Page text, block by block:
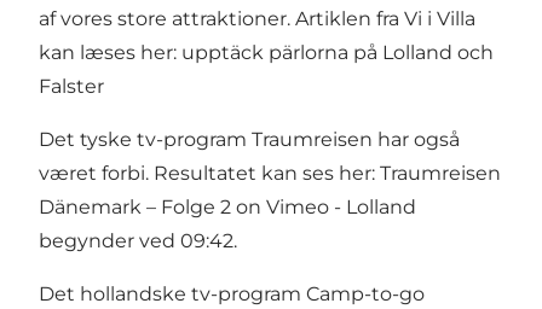
af vores store attraktioner. Artiklen fra Vi i Villa
kan læses her: upptäck pärlorna på Lolland och
Falster
Det tyske tv-program Traumreisen har også
været forbi. Resultatet kan ses her: Traumreisen
Dänemark – Folge 2 on Vimeo - Lolland
begynder ved 09:42.
Det hollandske tv-program Camp-to-go